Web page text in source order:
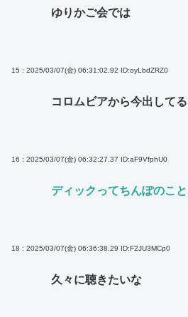
ゆりかご会では
15 : 2025/03/07(金) 06:31:02.92 ID:oyLbdZRZ0
コロムビアから今出して
16 : 2025/03/07(金) 06:32:27.37 ID:aF9VfphU0
ディックってちんぽのこと
18 : 2025/03/07(金) 06:36:38.29 ID:F2JU3MCp0
久々に聴きたいな